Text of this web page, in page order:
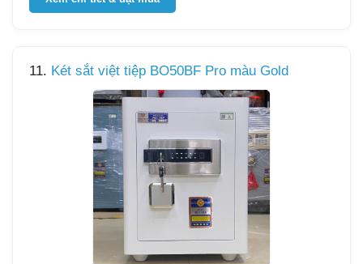
11. Két sắt việt tiệp BO50BF Pro màu Gold